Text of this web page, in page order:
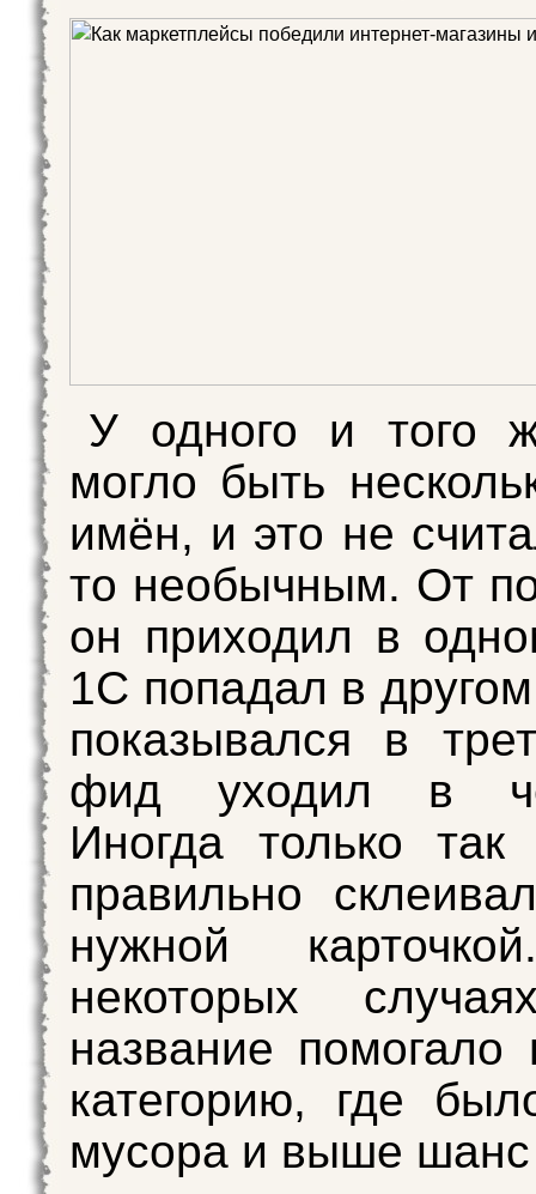
У одного и того
могло быть
имён, и это не
то необычным. От
он приходил в
1С попадал в
показывался в
фид уходил в
Иногда только так
правильно
нужной
некоторых
название помогало
категорию, где
мусора и выше шанс